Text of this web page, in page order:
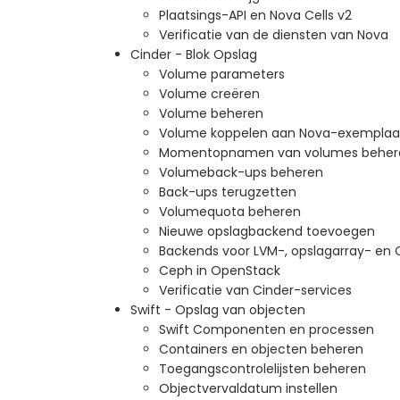
Plaatsings-API en Nova Cells v2
Verificatie van de diensten van Nova
Cinder - Blok Opslag
Volume parameters
Volume creëren
Volume beheren
Volume koppelen aan Nova-
Momentopnamen van volumes
Volumeback-ups beheren
Back-ups terugzetten
Volumequota beheren
Nieuwe opslagbackend toevoegen
Backends voor LVM-, opslagarray- en
Ceph in OpenStack
Verificatie van Cinder-services
Swift - Opslag van objecten
Swift Componenten en processen
Containers en objecten beheren
Toegangscontrolelijsten beheren
Objectvervaldatum instellen